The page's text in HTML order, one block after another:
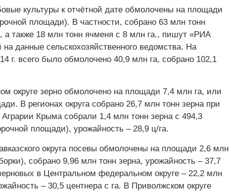
культуры к отчётной дате обмолочены на площади
площади). В частности, собрано 63 млн тонн
а также 18 млн тонн ячменя с 8 млн га., пишут «РИА
данные сельскохозяйственного ведомства. На
г. всего было обмолочено 40,9 млн га, собрано 102,1
округе зерно обмолочено на площади 7,4 млн га, или
В регионах округа собрано 26,7 млн тонн зерна при
Крыма собрали 1,4 млн тонн зерна с 494,3
площади), урожайность – 28,9 ц/га.
округа посевы обмолочены на площади 2,6 млн
собрано 9,96 млн тонн зерна, урожайность – 37,7
в Центральном федеральном округе – 22,2 млн
– 30,5 центнера с га. В Приволжском округе